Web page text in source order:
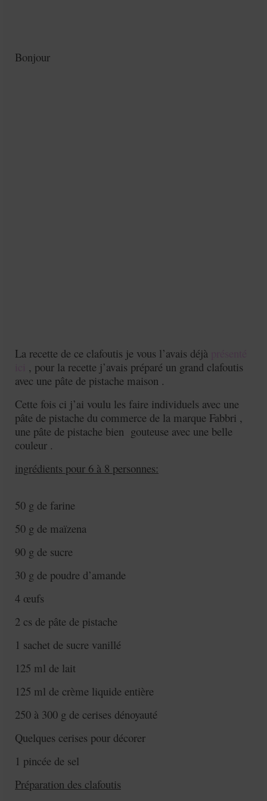
Bonjour
La recette de ce clafoutis je vous l’avais déjà
, pour la recette j’avais préparé un grand clafoutis
avec une pâte de pistache maison .
Cette fois ci j’ai voulu les faire individuels avec une
pâte de pistache du commerce de la marque Fabbri ,
une pâte de pistache bien gouteuse avec une belle
couleur .
ingrédients pour 6 à 8 personnes:
50 g de farine
50 g de maïzena
90 g de sucre
30 g de poudre d’amande
4 œufs
2 cs de pâte de pistache
1 sachet de sucre vanillé
125 ml de lait
125 ml de crème liquide entière
250 à 300 g de cerises dénoyauté
Quelques cerises pour décorer
1 pincée de sel
Préparation des clafoutis